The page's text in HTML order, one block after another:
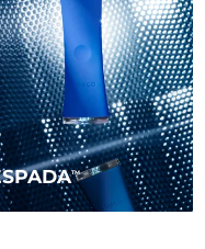
TM
teslim tarihi8/10/26
teslim tarihi8/10/26
teslim tarihi8/9/26
teslim tarihi 8/10/26